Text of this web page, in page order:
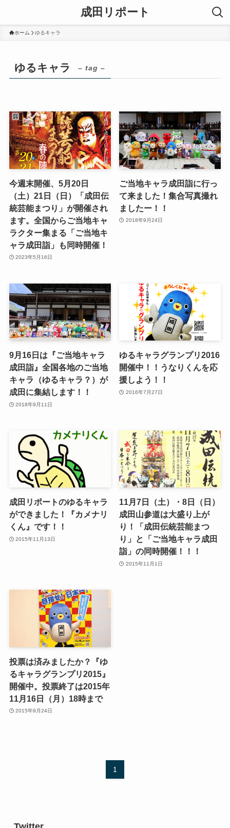
成田リポート
ホーム ゆるキャラ
ゆるキャラ – tag –
今週末開催、5月20日
（土）21日（日）「成田伝
統芸能まつり」が開催され
ます。全国からご当地キャ
ラクター集まる「ご当地キ
ャラ成田詣」も同時開催！
2023年5月16日
ご当地キャラ成田詣に行っ
て来ました！集合写真撮れ
ましたー！！
2018年9月24日
9月16日は『ご当地キャラ
成田詣』全国各地のご当地
キャラ（ゆるキャラ？）が
成田に集結します！！
2018年9月11日
ゆるキャラグランプリ2016
開催中！！うなりくんを応
援しよう！！
2016年7月27日
成田リポートのゆるキャラ
ができました！『カメナリ
くん』です！！
2015年11月13日
11月7日（土）・8日（日）
成田山参道は大盛り上が
り！「成田伝統芸能まつ
り」と「ご当地キャラ成田
詣」の同時開催！！！
2015年11月1日
投票は済みましたか？『ゆ
るキャラグランプリ2015』
開催中。投票終了は2015年
11月16日（月）18時まで
2015年9月24日
1